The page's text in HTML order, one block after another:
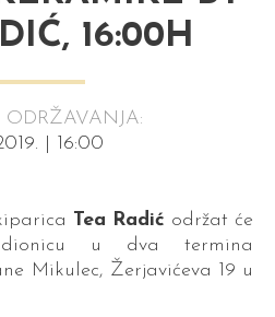
16:00H
ODRŽAVANJA:
| 16:00
Tea Radić održat će
u dva termina
Mikulec, Žerjavićeva 19 u